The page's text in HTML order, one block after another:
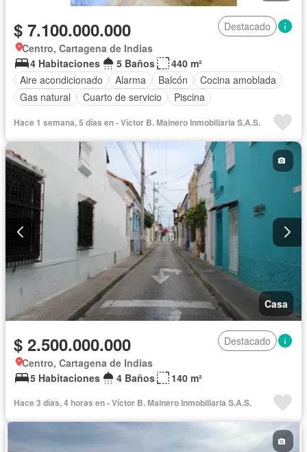
$ 7.100.000.000
Destacado
Centro, Cartagena de Indias
4 Habitaciones
5 Baños
440 m²
Aire acondicionado
Alarma Balcón
Cocina amoblada
Gas natural
Cuarto de servicio Piscina
Hace 1 semana, 5 días en - Víctor B. Mainero Inmobiliaria S.A.S.
Casa
$ 2.500.000.000
Destacado
Centro, Cartagena de Indias
5 Habitaciones
4 Baños 140 m²
Hace 3 días, 4 horas en - Víctor B. Mainero Inmobiliaria S.A.S.